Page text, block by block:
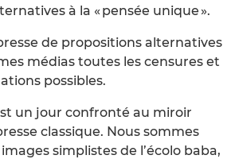
à la « pensée unique ».
de propositions alternatives
médias toutes les censures et
possibles.
un jour confronté au miroir
classique. Nous sommes
simplistes de l’écolo baba,